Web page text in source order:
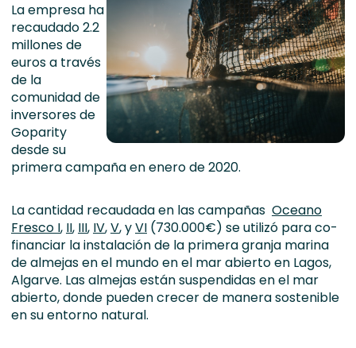
La empresa ha
recaudado 2.2
millones de
euros a través
de la
comunidad de
inversores de
Goparity
desde su
primera campaña en enero de 2020.
La cantidad recaudada en las campañas Oceano
Fresco I, II, III, IV,V, yVI (730.000€) se utilizó para co-
financiar la instalación de la primera granja marina
de almejas en el mundo en el mar abierto en Lagos,
Algarve. Las almejas están suspendidas en el mar
abierto, donde pueden crecer de manera sostenible
en su entorno natural.